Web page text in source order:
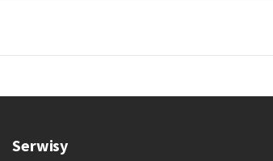
Serwisy